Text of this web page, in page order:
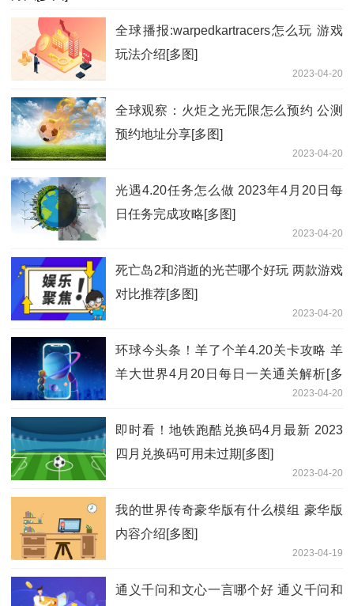
全球播报:warpedkartracers怎么玩 游戏
玩法介绍[多图]
2023-04-20
全球观察：火炬之光无限怎么预约 公测
预约地址分享[多图]
2023-04-20
光遇4.20任务怎么做 2023年4月20日每
日任务完成攻略[多图]
2023-04-20
死亡岛2和消逝的光芒哪个好玩 两款游戏
对比推荐[多图]
2023-04-20
环球今头条！羊了个羊4.20关卡攻略 羊
羊大世界4月20日每日一关通关解析[多
2023-04-20
即时看！地铁跑酷兑换码4月最新 2023
四月兑换码可用未过期[多图]
2023-04-20
我的世界传奇豪华版有什么模组 豪华版
内容介绍[多图]
2023-04-19
通义千问和文心一言哪个好 通义千问和